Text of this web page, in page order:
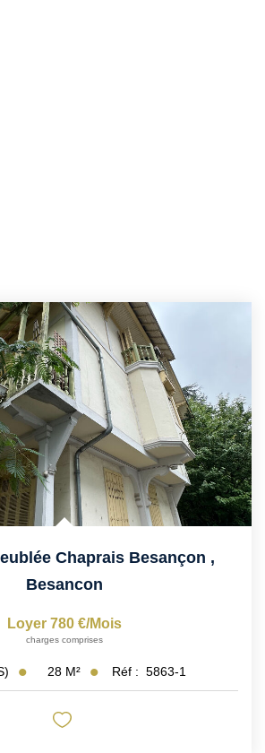
Chaprais Besançon ,
Besancon
Loyer 780 €/mois
charges comprises
28 M² Réf : 5863-1